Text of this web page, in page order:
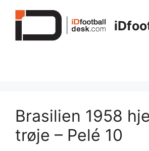
Brasilien 1958
trøje – Pelé 10